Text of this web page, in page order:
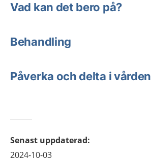
Vad kan det bero på?
Behandling
Påverka och delta i vården
Senast uppdaterad:
2024-10-03